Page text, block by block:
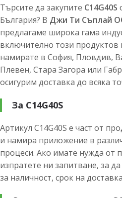
Търсите да закупите C14G40S
България? В Джи Ти Съплай
предлагаме широка гама
включително този продуктов
намирате в София, Пловдив,
Плевен, Стара Загора или
осигурим доставка до всяка
За C14G40S
Артикул C14G40S е част от
и намира приложение в
процеси. Ако имате нужда от
изпратете ни запитване, за
за наличност, срок на